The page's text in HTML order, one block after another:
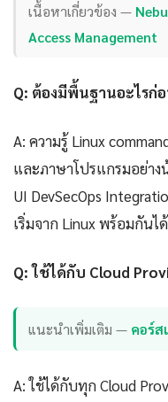
เนื้อหาเกี่ยวข้อง —
Access Management
Q: ต้องมีพื้นฐานอะไรก่
A: ความรู้ Linux
และภาษาโปรแกรมอย่าง
UI DevSecOps
เริ่มจาก Linux พร้อมกันได้
Q: ใช้ได้กับ Cloud
แนะนำเพิ่มเติม — คอร์ส
A: ใช้ได้กับทุก Cloud